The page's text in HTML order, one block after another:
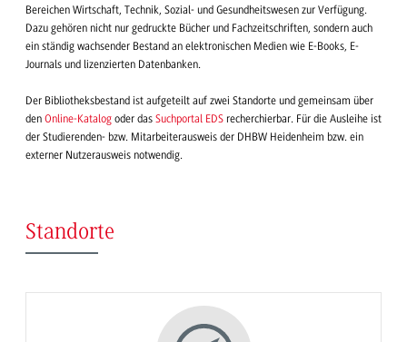
Bereichen Wirtschaft, Technik, Sozial- und Gesundheitswesen zur Verfügung.
Dazu gehören nicht nur gedruckte Bücher und Fachzeitschriften, sondern auch
ein ständig wachsender Bestand an elektronischen Medien wie E-Books, E-
Journals und lizenzierten Datenbanken.
Der Bibliotheksbestand ist aufgeteilt auf zwei Standorte und gemeinsam über
den Online-Katalog oder das Suchportal EDS recherchierbar. Für die Ausleihe ist
der Studierenden- bzw. Mitarbeiterausweis der DHBW Heidenheim bzw. ein
externer Nutzerausweis notwendig.
Standorte